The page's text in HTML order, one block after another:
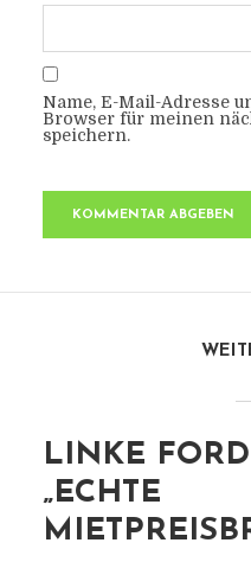
Name, E-Mail-Adresse
Browser für meinen
speichern.
LINKE
„ECHTE